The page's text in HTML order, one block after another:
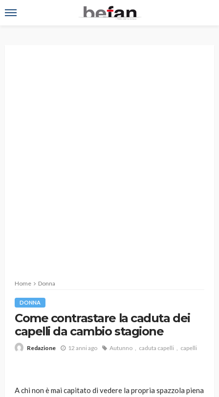
Home Donna
DONNA
Come contrastare la caduta dei
capelli da cambio stagione
Redazione 12 anni ago Autunno caduta capelli capelli
A chi non è mai capitato di vedere la propria spazzola piena